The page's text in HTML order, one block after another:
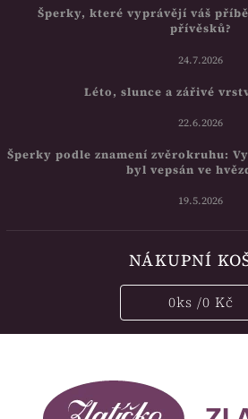
Šperky, které vyprávějí váš
přívěsků?
24.7.2026
Léto, slunce a zářivé
22.6.2026
Šperky podle znamení zvěrokruhu:
byl vepsán ve
19.5.2026
NÁKUPNÍ
0ks /0 Kč